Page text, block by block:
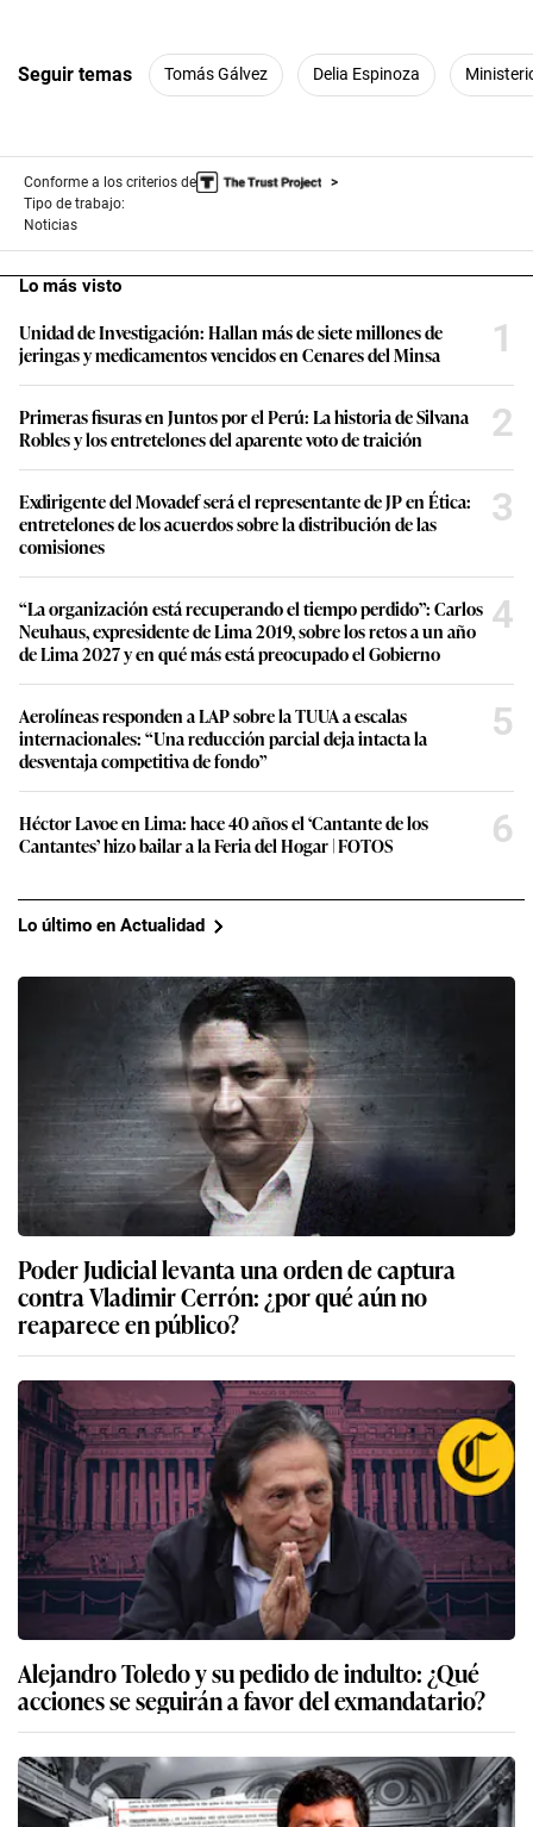
Seguir temas Tomás Gálvez Delia Espinoza
Conforme a los criterios de
Tipo de trabajo:
Noticias
Lo más visto
Unidad de Investigación: Hallan más de siete millones de
jeringas y medicamentos vencidos en Cenares del Minsa
1
Primeras fisuras en Juntos por el Perú: La historia de Silvana
Robles y los entretelones del aparente voto de traición
2
Exdirigente del Movadef será el representante de JP en Ética:
entretelones de los acuerdos sobre la distribución de las
comisiones
3
“La organización está recuperando el tiempo perdido”: Carlos
Neuhaus, expresidente de Lima 2019, sobre los retos a un año
de Lima 2027 y en qué más está preocupado el Gobierno
4
Aerolíneas responden a LAP sobre la TUUA a escalas
internacionales: “Una reducción parcial deja intacta la
desventaja competitiva de fondo”
5
Héctor Lavoe en Lima: hace 40 años el ‘Cantante de los
Cantantes’ hizo bailar a la Feria del Hogar | FOTOS
6
Lo último en Actualidad
Poder Judicial levanta una orden de captura
contra Vladimir Cerrón: ¿por qué aún no
reaparece en público?
Alejandro Toledo y su pedido de indulto: ¿Qué
acciones se seguirán a favor del exmandatario?